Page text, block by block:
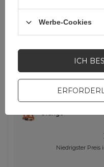
EAN:
Orange
Niedrigster Preis
Werbe-Cookies
ICH